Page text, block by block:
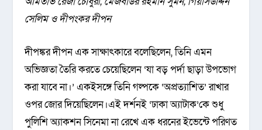
সেলিম ও দীপংকর দীপন
দীপঙ্কর দীপন এক সাক্ষাৎকারে বলেছিলেন, তিনি এমন
অভিজ্ঞতা তৈরি করতে চেয়েছিলেন ‘যা বড় পর্দা ছাড়া উপভোগ
করা যাবে না।’ একইসঙ্গে তিনি গল্পকে ‘অপ্রত্যাশিত’ রাখার
ওপর জোর দিয়েছিলেন।এই দর্শনই ‘ঢাকা অ্যাটাক’কে শুধু
পুলিশি অ্যাকশন সিনেমা না রেখে এক ধরনের ইভেন্টে পরিণত